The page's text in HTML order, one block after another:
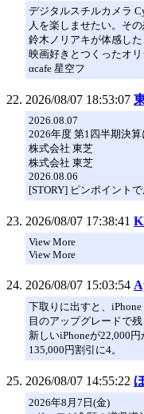
デジタルスチルカメラ
人を楽しませたい。そ
鈴木ノリアキが体感し
映画好きとつくったオ
αcafe 星空フ
2026/08/07 18:53:07
2026.08.07
2026年度 第1四半期決
株式会社 東芝
株式会社 東芝
2026.08.06
[STORY] ピンポイント
2026/08/07 17:38:41
View More
View More
2026/08/07 15:03:54
下取りに出すと、
目のアップグレードで
新しいiPhoneが22,000円
135,000円割引に 4。
2026/08/07 14:55:22
2026年8月7日(金)